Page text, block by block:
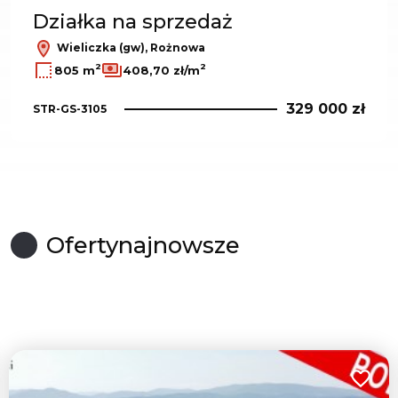
Działka na sprzedaż
Wieliczka (gw), Rożnowa
805 m2 408,70 zł/m2
STR-GS-3105 329 000 zł
Ofertynajnowsze
ulubionych Dodaj